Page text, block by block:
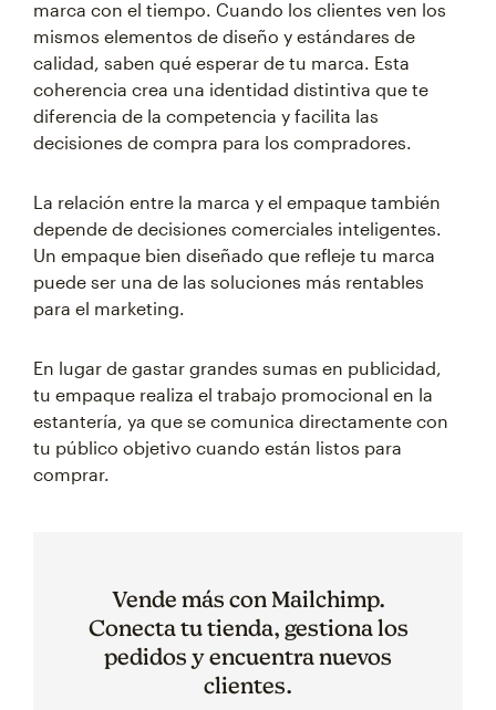
marca con el tiempo. Cuando los clientes ven los
mismos elementos de diseño y estándares de
calidad, saben qué esperar de tu marca. Esta
coherencia crea una identidad distintiva que te
diferencia de la competencia y facilita las
decisiones de compra para los compradores.
La relación entre la marca y el empaque también
depende de decisiones comerciales inteligentes.
Un empaque bien diseñado que refleje tu marca
puede ser una de las soluciones más rentables
para el marketing.
En lugar de gastar grandes sumas en publicidad,
tu empaque realiza el trabajo promocional en la
estantería, ya que se comunica directamente con
tu público objetivo cuando están listos para
comprar.
Vende más con Mailchimp.
Conecta tu tienda, gestiona los
pedidos y encuentra nuevos
clientes.